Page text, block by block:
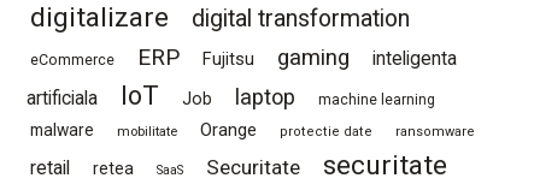
digitalizare digital transformation
eCommerce ERP Fujitsu gaming
inteligenta
artificiala
IoT Job laptop machine learning
malware mobilitate Orange protectie date ransomware
retail retea SaaS Securitate
securitate